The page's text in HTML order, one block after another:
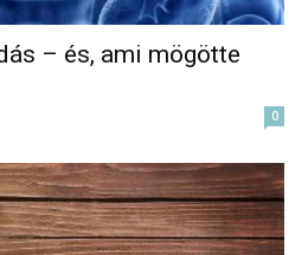
– és, ami mögötte
0